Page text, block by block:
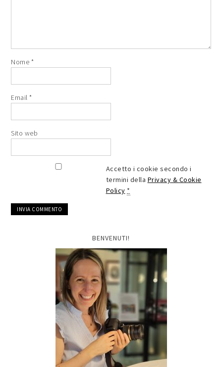
Nome *
Email*
Sito web
Accetto i cookie secondo i
termini della Privacy & Cookie
Policy *
BENVENUTI!